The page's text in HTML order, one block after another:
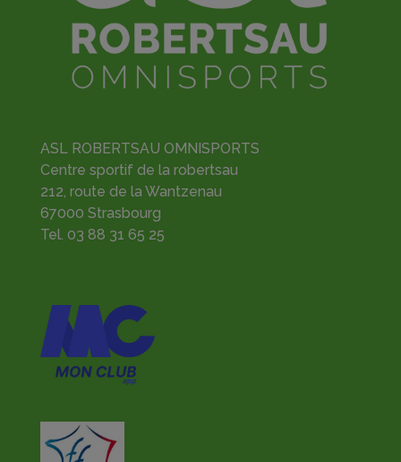
ASL ROBERTSAU OMNISPORTS
Centre sportif de la robertsau
212, route de la Wantzenau
67000 Strasbourg
Tel. 03 88 31 65 25